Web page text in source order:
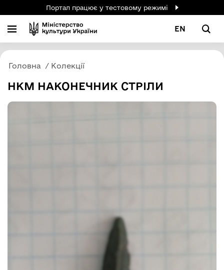
Портал працює у тестовому режимі
EN
Головна Колекції
НКМ НАКОНЕЧНИК СТРІЛИ